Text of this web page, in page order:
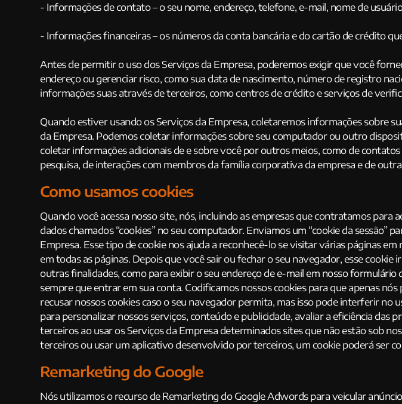
- Informações de contato – o seu nome, endereço, telefone, e-mail, nome de
- Informações financeiras – os números da conta bancária e do cartão de crédito
Antes de permitir o uso dos Serviços da Empresa, poderemos exigir que você
endereço ou gerenciar risco, como sua data de nascimento, número de registro
informações suas através de terceiros, como centros de crédito e serviços de
Quando estiver usando os Serviços da Empresa, coletaremos informações sobre
da Empresa. Podemos coletar informações sobre seu computador ou outro
coletar informações adicionais de e sobre você por outros meios, como de
pesquisa, de interações com membros da família corporativa da empresa e de
Como usamos cookies
Quando você acessa nosso site, nós, incluindo as empresas que contratamos
dados chamados “cookies” no seu computador. Enviamos um “cookie da sessão”
Empresa. Esse tipo de cookie nos ajuda a reconhecê-lo se visitar várias páginas
em todas as páginas. Depois que você sair ou fechar o seu navegador, esse
outras finalidades, como para exibir o seu endereço de e-mail em nosso
sempre que entrar em sua conta. Codificamos nossos cookies para que apenas
recusar nossos cookies caso o seu navegador permita, mas isso pode interferir
para personalizar nossos serviços, conteúdo e publicidade, avaliar a eficiência
terceiros ao usar os Serviços da Empresa determinados sites que não estão sob
terceiros ou usar um aplicativo desenvolvido por terceiros, um cookie poderá ser
Remarketing do Google
Nós utilizamos o recurso de Remarketing do Google Adwords para veicular